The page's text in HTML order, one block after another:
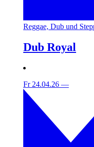
Reggae, Dub und
Dub Royal
Fr 24.04.26 —